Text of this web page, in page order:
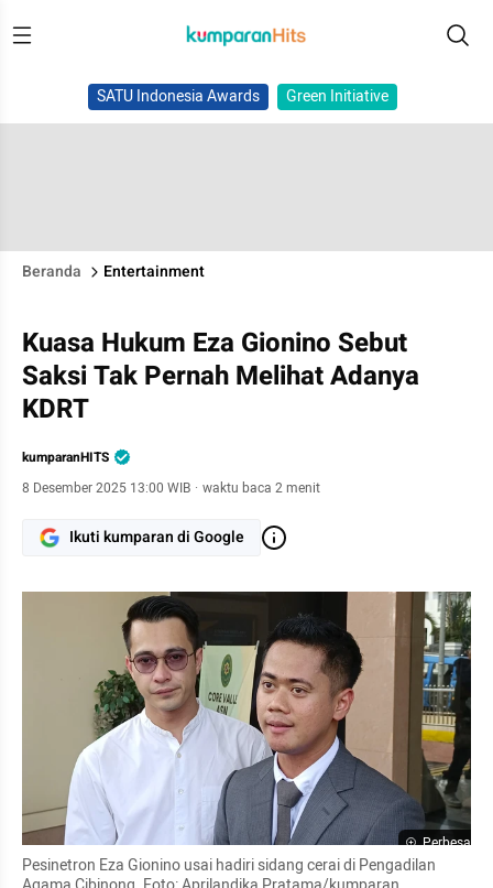
SATU Indonesia Awards Green Initiative
Beranda Entertainment
Kuasa Hukum Eza Gionino Sebut
Saksi Tak Pernah Melihat Adanya
KDRT
kumparanHITS
8 Desember 2025 13:00 WIB · waktu baca 2 menit
Ikuti kumparan di Google
Perbesar
Pesinetron Eza Gionino usai hadiri sidang cerai di Pengadilan